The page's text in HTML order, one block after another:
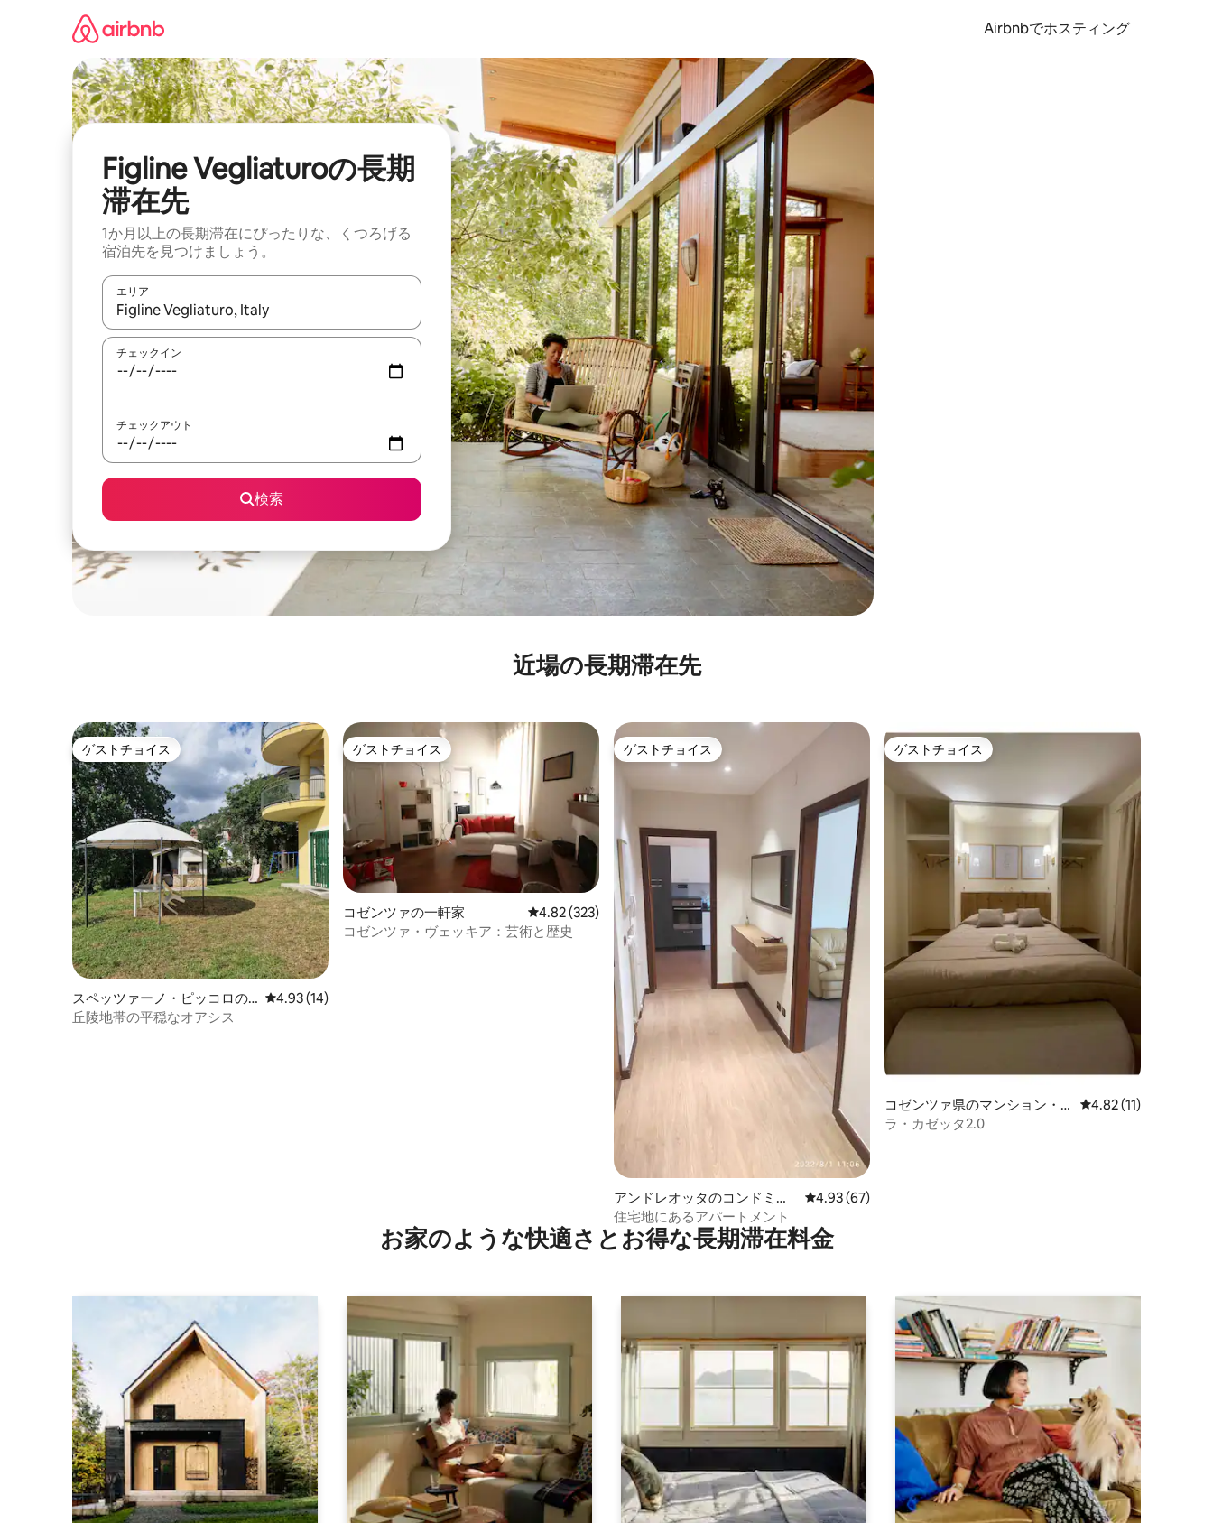
Airbnbでホスティング
Figline Vegliaturoの長期
滞在先
1か月以上の長期滞在にぴったりな、くつろげる
宿泊先を見つけましょう。
エリア
検索結果が表示されたら、上下の矢印キーを使って移動するか、画面をタッチまたはスワイプして検索結果を確認することができます。
チェックイン
チェックアウト
検索
近場の長期滞在先
ゲストチョイス
ゲストチョイス
スペッツァーノ・ピッコロの
別荘
レビュー14件、5つ星中4.93つ星の平均評価
4.93 (14)
丘陵地帯の平穏なオアシス
ゲストチョイス
ゲストチョイス
コゼンツァの一軒家 レビュー323件、5つ星中4.82つ星の平均評価
4.82 (323)
コゼンツァ・ヴェッキア：芸術と歴史
ゲストチョイス
ゲストチョイス
アンドレオッタのコンドミニ
アム
レビュー67件、5つ星中4.93つ星の平均評価
4.93 (67)
住宅地にあるアパートメント
ゲストチョイス
ゲストチョイス
コゼンツァ県のマンション・
アパート
レビュー11件、5つ
4.82 (11)
ラ・カゼッタ2.0
お家のような快⁠適⁠さ⁠とお⁠得⁠な長⁠期⁠滞⁠在料⁠金